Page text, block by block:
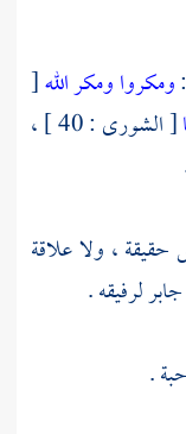
ومكروا ومكر الله[
[ الشورى : 40 ] ،
حقيقة ، ولا علاقة
لرفيقه .
.